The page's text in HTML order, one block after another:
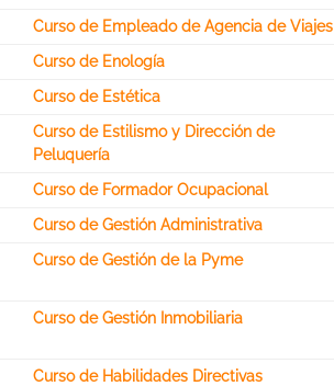
Curso de Empleado de Agencia de Viajes
Curso de Enología
Curso de Estética
Curso de Estilismo y Dirección de
Peluquería
Curso de Formador Ocupacional
Curso de Gestión Administrativa
Curso de Gestión de la Pyme
Curso de Gestión Inmobiliaria
Curso de Habilidades Directivas